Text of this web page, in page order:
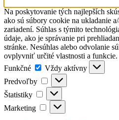
Na poskytovanie tých najlepších
ako sú súbory cookie na ukladanie
zariadení. Súhlas s týmito
údaje, ako je správanie pri
stránke. Nesúhlas alebo odvolanie
ovplyvniť určité vlastnosti a funkcie.
Funkčné
Funkčné
Vždy aktívny
Predvoľby
Predvoľby
Štatistiky Štatistiky
Marketing Marketing